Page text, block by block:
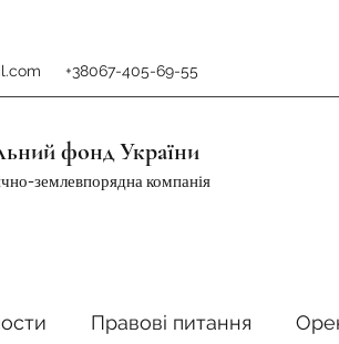
+38067-405-69-55
фонд України
землевпорядна компанія
Правові питання